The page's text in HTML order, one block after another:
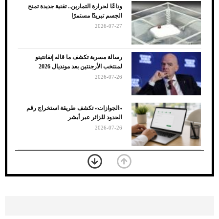
7 نصائح لاختيار لون البنطلون المناسب للقميص
الأسود
وداعًا لحرارة التمارين.. تقنية جديدة تمنح
الجسم تبريدًا مستمرًا
2026-07-27
رسالة مسربة تكشف ما قاله إنفانتينو
لمنتخب الأرجنتين بعد مونديال 2026
2026-07-26
«الجوازات» تكشف طريقة استخراج رقم
الحدود للزائر عبر أبشر
2026-07-26
بعد 7 أشهر من تعرضه لحادث مروع.. جوشوا
يفوز على برينغا بـ"الضربة القاضية" (فيديو)